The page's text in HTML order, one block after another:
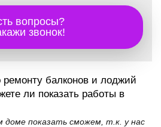
вопросы?
звонок!
ремонту балконов и лоджий
ли показать работы в
показать сможем, т.к. у нас